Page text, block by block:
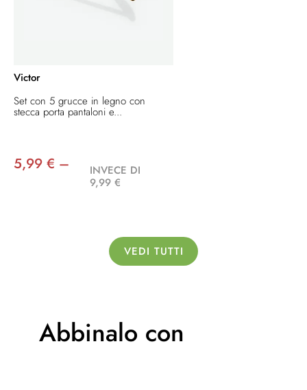
Victor
Set con 5 grucce in legno con
stecca porta pantaloni e...
5,99 € –
INVECE DI
9,99 €
VEDI TUTTI
Abbinalo con